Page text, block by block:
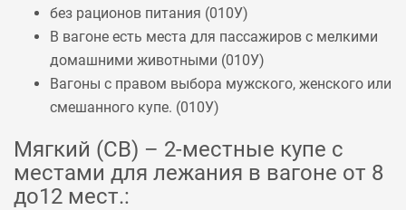
без рационов питания (010У)
В вагоне есть места для пассажиров с мелкими
домашними животными (010У)
Вагоны с правом выбора мужского, женского или
смешанного купе. (010У)
Мягкий (СВ) – 2-местные купе с
местами для лежания в вагоне от 8
до12 мест.: